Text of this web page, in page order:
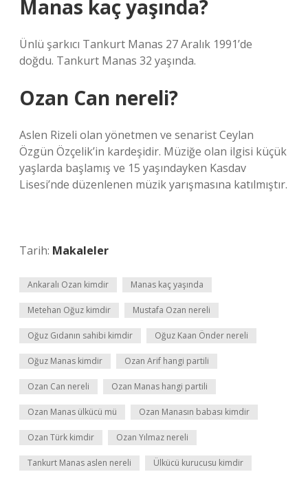
Manas kaç yaşında?
Ünlü şarkıcı Tankurt Manas 27 Aralık 1991’de
doğdu. Tankurt Manas 32 yaşında.
Ozan Can nereli?
Aslen Rizeli olan yönetmen ve senarist Ceylan
Özgün Özçelik’in kardeşidir. Müziğe olan ilgisi küçük
yaşlarda başlamış ve 15 yaşındayken Kasdav
Lisesi’nde düzenlenen müzik yarışmasına katılmıştır.
Tarih: Makaleler
Ankaralı Ozan kimdir Manas kaç yaşında
Metehan Oğuz kimdir Mustafa Ozan nereli
Oğuz Gıdanın sahibi kimdir Oğuz Kaan Önder nereli
Oğuz Manas kimdir Ozan Arif hangi partili
Ozan Can nereli Ozan Manas hangi partili
Ozan Manas ülkücü mü Ozan Manasın babası kimdir
Ozan Türk kimdir Ozan Yılmaz nereli
Tankurt Manas aslen nereli Ülkücü kurucusu kimdir